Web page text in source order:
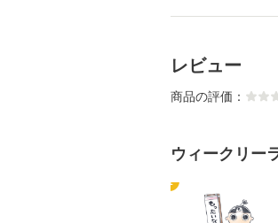
レビュー
商品の評価：
ウィークリー
1